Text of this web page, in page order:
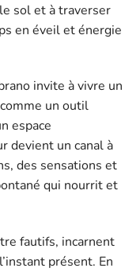
sol et à traverser
en éveil et énergie
invite à vivre un
un outil
espace
devient un canal à
des sensations et
qui nourrit et
fautifs, incarnent
présent. En